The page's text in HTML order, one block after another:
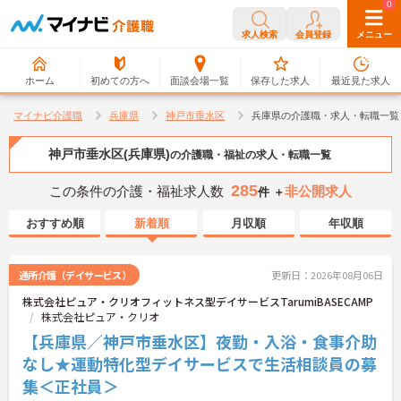
求人検索 会員登録 メニュー
ホーム 初めての方へ 面談会場一覧
0
保存した求人
0
最近見た求人
マイナビ介護職 兵庫県 神戸市垂水区 兵庫県の介護職・求人・転職一覧
神戸市垂水区(兵庫県)の介護職・福祉の求人・転職一覧
この条件の介護・福祉求人数 285件 ＋非公開求人
おすすめ順 新着順 月収順 年収順
通所介護（デイサービス） 更新日：2026年08月06日
株式会社ピュア・クリオフィットネス型デイサービスTarumiBASECAMP
株式会社ピュア・クリオ
【兵庫県／神戸市垂水区】夜勤・入浴・食事介助
なし★運動特化型デイサービスで生活相談員の募
集＜正社員＞